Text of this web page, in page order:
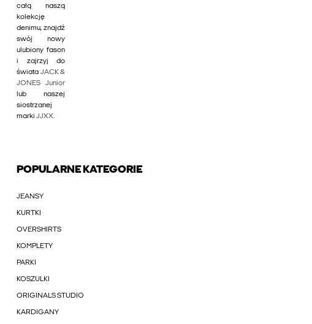
całą naszą
kolekcję
denimu, znajdź
swój nowy
ulubiony fason
i zajrzyj do
świata JACK &
JONES Junior
lub naszej
siostrzanej
marki JJXX.
POPULARNE KATEGORIE
JEANSY
KURTKI
OVERSHIRTS
KOMPLETY
PARKI
KOSZULKI
ORIGINALS STUDIO
KARDIGANY